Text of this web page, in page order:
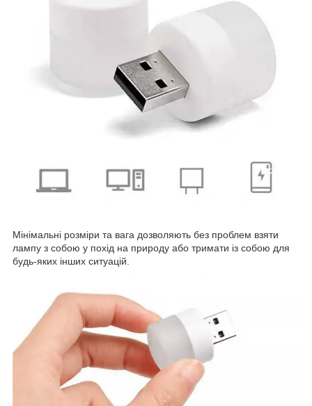
Мінімальні розміри та вага дозволяють без проблем взяти
лампу з собою у похід на природу або тримати із собою для
будь-яких інших ситуацій.